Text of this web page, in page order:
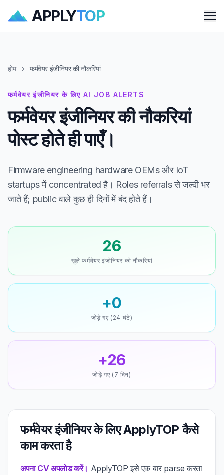
APPLYTOP
होम › फर्मवेयर इंजीनियर की नौकरियां
फर्मवेयर इंजीनियर के लिए AI JOB ALERTS
फर्मवेयर इंजीनियर की नौकरियां
पोस्ट होते ही पाएँ।
Firmware engineering hardware OEMs और IoT
startups में concentrated है। Roles referrals से जल्दी भर
जाते हैं; public वाले कुछ ही दिनों में बंद होते हैं।
26
खुले फर्मवेयर इंजीनियर की नौकरियां
+0
जोड़े गए (24 घंटे)
+26
जोड़े गए (7 दिन)
फर्मवेयर इंजीनियर के लिए ApplyTOP कैसे
काम करता है
अपना CV अपलोड करें। ApplyTOP इसे एक बार parse करता